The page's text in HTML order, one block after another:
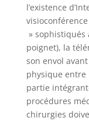
l’existence
» sophistiqués
poignet), la
son envol
physique entre
partie
procédures
chirurgies